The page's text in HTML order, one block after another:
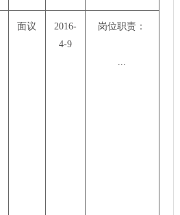
面议
2016-
4-9
岗位职责：